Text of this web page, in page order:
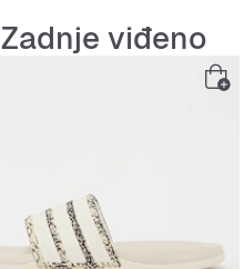
Zadnje viđeno